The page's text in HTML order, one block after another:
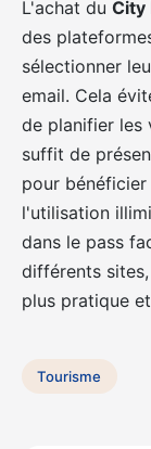
L'achat du City
des
sélectionner
email. Cela
de planifier les
suffit de
pour
l'utilisation
dans le pass
différents
plus pratique
Tourisme